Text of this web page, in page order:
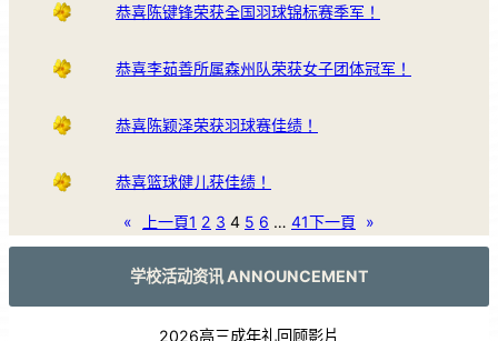
恭喜陈键锋荣获全国羽球锦标赛季军！
恭喜李茹善所属森州队荣获女子团体冠军！
恭喜陈颖泽荣获羽球赛佳绩！
恭喜篮球健儿获佳绩！
« 上一頁1 2 3 4 5 6 … 41下一頁 »
学校活动资讯 ANNOUNCEMENT
2026高三成年礼回顾影片